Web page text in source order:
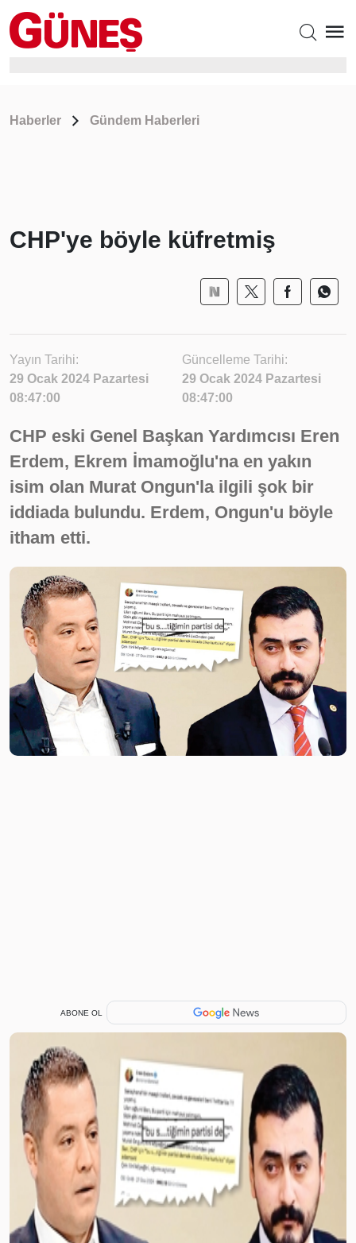
Haberler Gündem Haberleri
CHP'ye böyle küfretmiş
Yayın Tarihi:
29 Ocak 2024 Pazartesi
08:47:00
Güncelleme Tarihi:
29 Ocak 2024 Pazartesi
08:47:00
CHP eski Genel Başkan Yardımcısı Eren
Erdem, Ekrem İmamoğlu'na en yakın
isim olan Murat Ongun'la ilgili şok bir
iddiada bulundu. Erdem, Ongun'u böyle
itham etti.
ABONE OL